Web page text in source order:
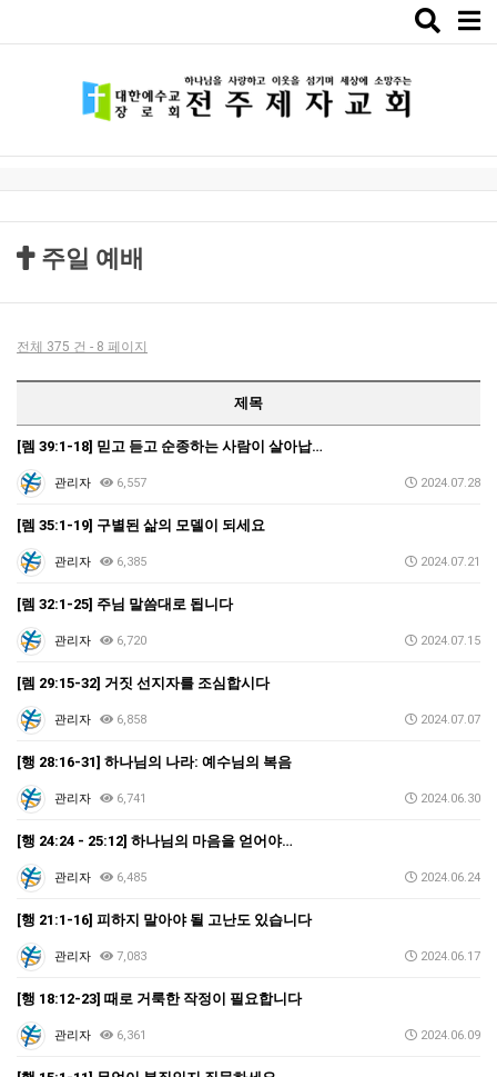
Toggle
주일 예배
전체 375 건 - 8 페이지
제목
[렘 39:1-18] 믿고 듣고 순종하는 사람이 살아납…
관리자 6,557 2024.07.28
[렘 35:1-19] 구별된 삶의 모델이 되세요
관리자 6,385 2024.07.21
[렘 32:1-25] 주님 말씀대로 됩니다
관리자 6,720 2024.07.15
[렘 29:15-32] 거짓 선지자를 조심합시다
관리자 6,858 2024.07.07
[행 28:16-31] 하나님의 나라: 예수님의 복음
관리자 6,741 2024.06.30
[행 24:24 - 25:12] 하나님의 마음을 얻어야…
관리자 6,485 2024.06.24
[행 21:1-16] 피하지 말아야 될 고난도 있습니다
관리자 7,083 2024.06.17
[행 18:12-23] 때로 거룩한 작정이 필요합니다
관리자 6,361 2024.06.09